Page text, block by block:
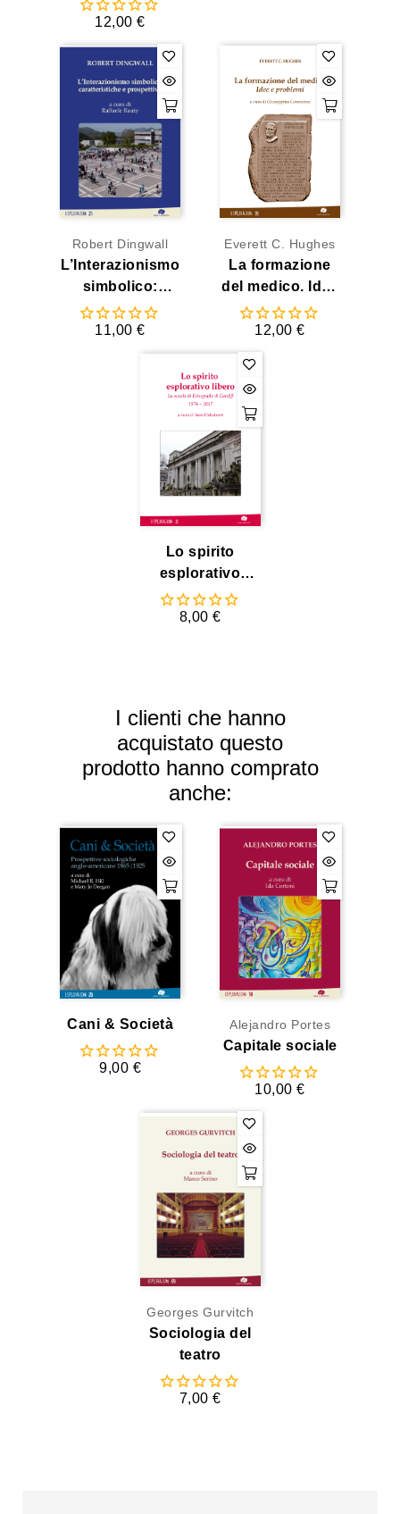
Questionario
12,00 €
Robert Dingwall
L’Interazionismo
simbolico:
caratteristiche e
prospettive
11,00 €
Everett C. Hughes
La formazione
del medico. Idee
e problemi
12,00 €
Lo spirito
esplorativo
libero
8,00 €
I clienti che hanno
acquistato questo
prodotto hanno comprato
anche:
Cani & Società
9,00 €
Alejandro Portes
Capitale sociale
10,00 €
Georges Gurvitch
Sociologia del
teatro
7,00 €